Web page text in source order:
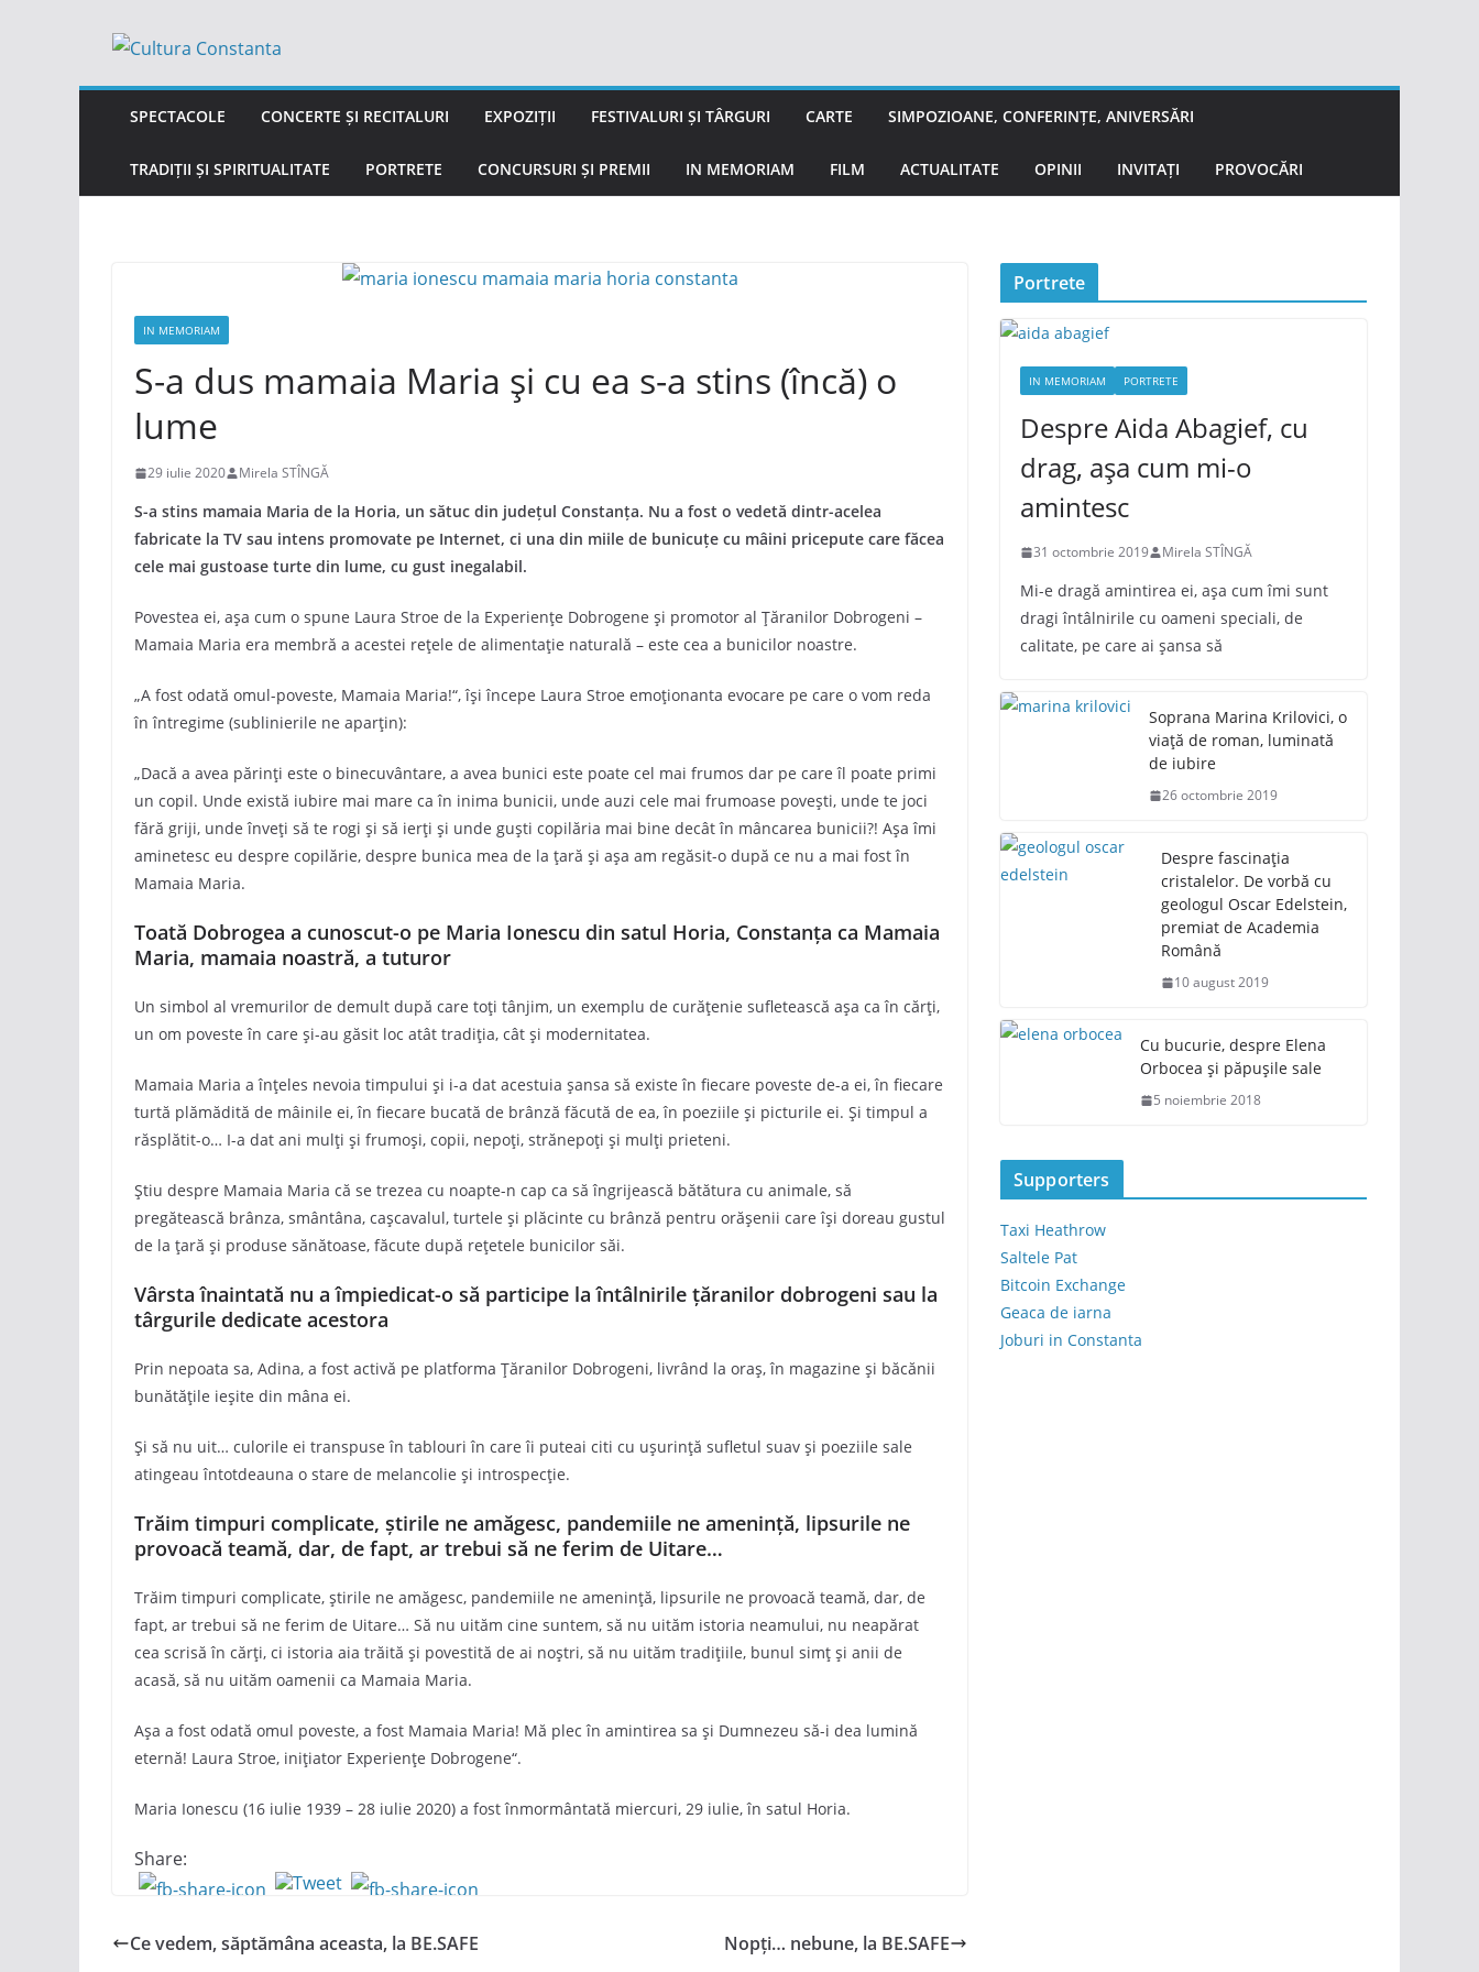
conținut
SPECTACOLE CONCERTE ȘI RECITALURI EXPOZIȚII FESTIVALURI ȘI TÂRGURI CARTE SIMPOZIOANE, CONFERINȚE, ANIVERSĂRI
TRADIȚII ȘI SPIRITUALITATE PORTRETE CONCURSURI ȘI PREMII IN MEMORIAM FILM ACTUALITATE OPINII INVITAȚI PROVOCĂRI
IN MEMORIAM
S-a dus mamaia Maria și cu ea s-a stins (încă) o
lume
29 iulie 2020 Mirela STÎNGĂ
S-a stins mamaia Maria de la Horia, un sătuc din județul Constanța. Nu a fost o vedetă dintr-acelea
fabricate la TV sau intens promovate pe Internet, ci una din miile de bunicuțe cu mâini pricepute care făcea
cele mai gustoase turte din lume, cu gust inegalabil.
Povestea ei, așa cum o spune Laura Stroe de la Experiențe Dobrogene și promotor al Țăranilor Dobrogeni –
Mamaia Maria era membră a acestei rețele de alimentație naturală – este cea a bunicilor noastre.
„A fost odată omul-poveste, Mamaia Maria!“, își începe Laura Stroe emoționanta evocare pe care o vom reda
în întregime (sublinierile ne aparțin):
„Dacă a avea părinți este o binecuvântare, a avea bunici este poate cel mai frumos dar pe care îl poate primi
un copil. Unde există iubire mai mare ca în inima bunicii, unde auzi cele mai frumoase povești, unde te joci
fără griji, unde înveți să te rogi și să ierți și unde guști copilăria mai bine decât în mâncarea bunicii?! Așa îmi
aminetesc eu despre copilărie, despre bunica mea de la țară și așa am regăsit-o după ce nu a mai fost în
Mamaia Maria.
Toată Dobrogea a cunoscut-o pe Maria Ionescu din satul Horia, Constanța ca Mamaia
Maria, mamaia noastră, a tuturor
Un simbol al vremurilor de demult după care toți tânjim, un exemplu de curățenie sufletească așa ca în cărți,
un om poveste în care și-au găsit loc atât tradiția, cât și modernitatea.
Mamaia Maria a înțeles nevoia timpului și i-a dat acestuia șansa să existe în fiecare poveste de-a ei, în fiecare
turtă plămădită de mâinile ei, în fiecare bucată de brânză făcută de ea, în poeziile și picturile ei. Și timpul a
răsplătit-o… I-a dat ani mulți și frumoși, copii, nepoți, strănepoți și mulți prieteni.
Știu despre Mamaia Maria că se trezea cu noapte-n cap ca să îngrijească bătătura cu animale, să
pregătească brânza, smântâna, cașcavalul, turtele și plăcinte cu brânză pentru orășenii care își doreau gustul
de la țară și produse sănătoase, făcute după rețetele bunicilor săi.
Vârsta înaintată nu a împiedicat-o să participe la întâlnirile țăranilor dobrogeni sau la
târgurile dedicate acestora
Prin nepoata sa, Adina, a fost activă pe platforma Țăranilor Dobrogeni, livrând la oraș, în magazine și băcănii
bunătățile ieșite din mâna ei.
Și să nu uit… culorile ei transpuse în tablouri în care îi puteai citi cu ușurință sufletul suav și poeziile sale
atingeau întotdeauna o stare de melancolie și introspecție.
Trăim timpuri complicate, știrile ne amăgesc, pandemiile ne amenință, lipsurile ne
provoacă teamă, dar, de fapt, ar trebui să ne ferim de Uitare…
Trăim timpuri complicate, știrile ne amăgesc, pandemiile ne amenință, lipsurile ne provoacă teamă, dar, de
fapt, ar trebui să ne ferim de Uitare… Să nu uităm cine suntem, să nu uităm istoria neamului, nu neapărat
cea scrisă în cărți, ci istoria aia trăită și povestită de ai noștri, să nu uităm tradițiile, bunul simț și anii de
acasă, să nu uităm oamenii ca Mamaia Maria.
Așa a fost odată omul poveste, a fost Mamaia Maria! Mă plec în amintirea sa și Dumnezeu să-i dea lumină
eternă! Laura Stroe, inițiator Experiențe Dobrogene“.
Maria Ionescu (16 iulie 1939 – 28 iulie 2020) a fost înmormântată miercuri, 29 iulie, în satul Horia.
Share:
Ce vedem, săptămâna aceasta, la BE.SAFE Nopți… nebune, la BE.SAFE
Portrete
IN MEMORIAM PORTRETE
Despre Aida Abagief, cu
drag, așa cum mi-o
amintesc
31 octombrie 2019 Mirela STÎNGĂ
Mi-e dragă amintirea ei, așa cum îmi sunt
dragi întâlnirile cu oameni speciali, de
calitate, pe care ai șansa să
Soprana Marina Krilovici, o
viață de roman, luminată
de iubire
26 octombrie 2019
Despre fascinația
cristalelor. De vorbă cu
geologul Oscar Edelstein,
premiat de Academia
Română
10 august 2019
Cu bucurie, despre Elena
Orbocea și păpușile sale
5 noiembrie 2018
Supporters
Taxi Heathrow
Saltele Pat
Bitcoin Exchange
Geaca de iarna
Joburi in Constanta